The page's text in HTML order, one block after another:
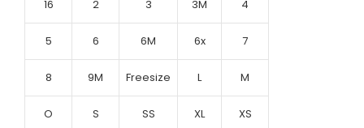
16 2 3 3M 4
5 6 6M 6x 7
8 9M Freesize L M
O S SS XL XS